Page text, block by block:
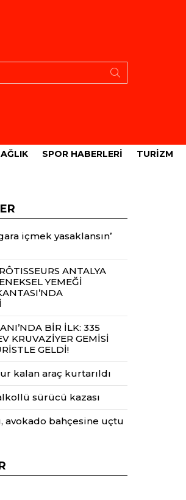
SPOR HABERLERI TURIZM
içmek yasaklansın’
ANTALYA
YEMEĞİ
BİR İLK: 335
KRUVAZİYER GEMİSİ
GELDİ!
kalan araç kurtarıldı
sürücü kazası
avokado bahçesine uçtu